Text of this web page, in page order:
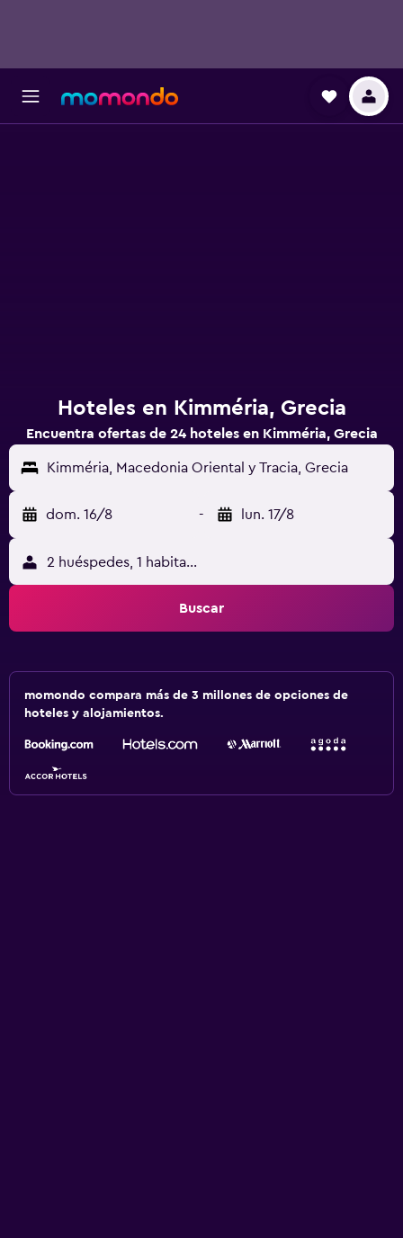
Hoteles en Kimméria, Grecia
Encuentra ofertas de 24 hoteles en Kimméria, Grecia
Kimméria, Macedonia Oriental y Tracia, Grecia
dom. 16/8 - lun. 17/8
2 huéspedes, 1 habitación
Buscar
momondo compara más de 3 millones de opciones de
hoteles y alojamientos.